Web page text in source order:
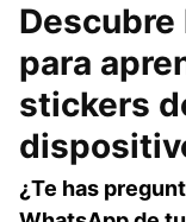
para
stickers
¿Te has